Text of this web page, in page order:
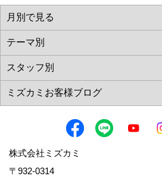
株式会社ミズカミ
〒932-0314